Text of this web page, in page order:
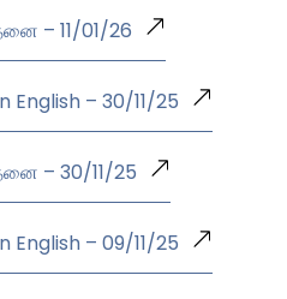
– 11/01/26
English – 30/11/25
– 30/11/25
English – 09/11/25